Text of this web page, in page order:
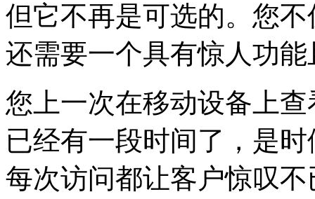
但它不再是可选的。您
还需要一个具有惊人功
您上一次在移动设备上
已经有一段时间了，是
每次访问都让客户惊叹不